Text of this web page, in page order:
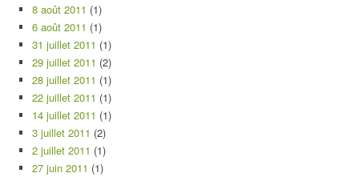
8 août 2011 (1)
6 août 2011 (1)
31 juillet 2011 (1)
29 juillet 2011 (2)
28 juillet 2011 (1)
22 juillet 2011 (1)
14 juillet 2011 (1)
3 juillet 2011 (2)
2 juillet 2011 (1)
27 juin 2011 (1)